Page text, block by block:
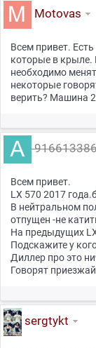
Motovas
Всем привет.
которые в крыле.
необходимо
некоторые
верить? Машина
Всем привет.
LX 570 2017
В нейтральном
отпущен -не
На предыдущих
Подскажите у
Диллер про это
Говорят
sergtykt